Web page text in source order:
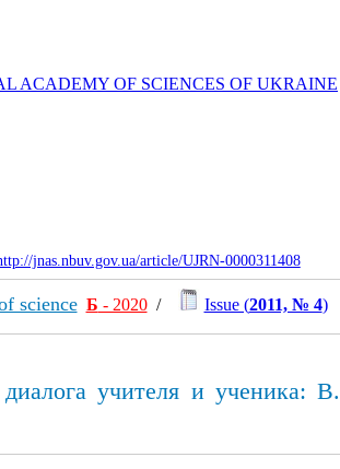
ACADEMY OF SCIENCES OF UKRAINE
jnas.nbuv.gov.ua/article/UJRN-0000311408
science Б - 2020/ Issue (2011, № 4)
диалога учителя и